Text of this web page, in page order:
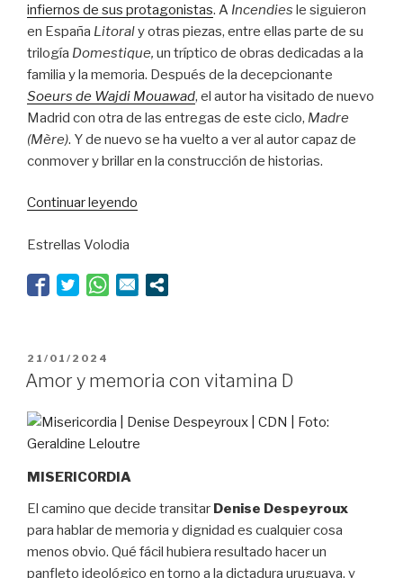
infiernos de sus protagonistas. A Incendies le siguieron
en España Litoraly otras piezas, entre ellas parte de su
trilogía Domestique, un tríptico de obras dedicadas a la
familia y la memoria. Después de la decepcionante
Soeurs de Wajdi Mouawad, el autor ha visitado de nuevo
Madrid con otra de las entregas de este ciclo, Madre
(Mère). Y de nuevo se ha vuelto a ver al autor capaz de
conmover y brillar en la construcción de historias.
Continuar leyendo
la
Estrellas Volodia
PUBLICADO
EL
21/01/2024
Amor y memoria con vitamina D
MISERICORDIA
El camino que decide transitar Denise Despeyroux
para hablar de memoria y dignidad es cualquier cosa
menos obvio. Qué fácil hubiera resultado hacer un
panfleto ideológico en torno a la dictadura uruguaya, y